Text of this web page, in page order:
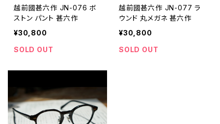
越前國甚六作 JN-076 ボ
ストン パント 甚六作
¥30,800
SOLD OUT
越前國甚六作 JN-077 ラ
ウンド 丸メガネ 甚六作
¥30,800
SOLD OUT